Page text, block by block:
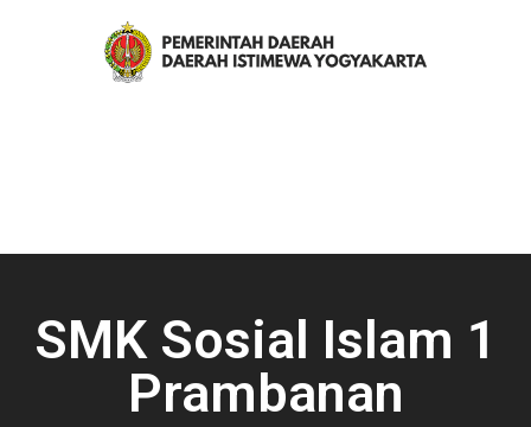
SMK Sosial Islam 1
Prambanan